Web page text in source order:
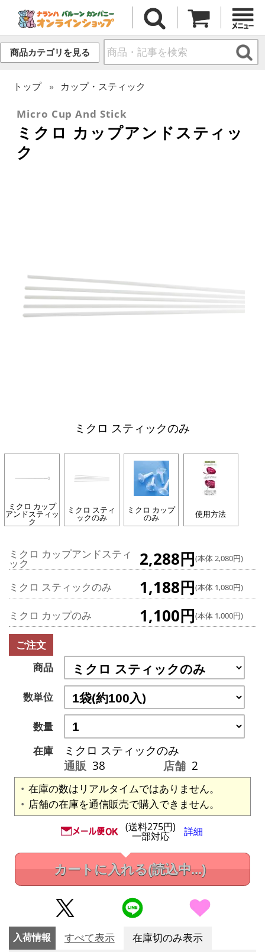
商品カテゴリを見る
トップ カップ・スティック
Micro Cup And Stick
ミクロ カップアンドスティッ
ク
ミクロ スティックのみ
ミクロ カップ
アンドスティッ
ク
ミクロ スティ
ックのみ
ミクロ カップ
のみ 使用方法
ミクロ カップアンドスティ
ック 2,288円(本体 2,080円)
ミクロ スティックのみ 1,188円(本体 1,080円)
ミクロ カップのみ 1,100円(本体 1,000円)
ご注文
商品
数単位
数量
在庫
ミクロ スティックのみ
通販 38 店舗 2
在庫の数はリアルタイムではありません。
店舗の在庫を通信販売で購入できません。
(送料275円)
一部対応 詳細
カートに入れる(読込中...)
入荷情報 すべて表示 在庫切のみ表示